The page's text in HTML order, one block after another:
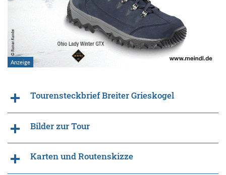
Tourensteckbrief Breiter Grieskogel
Bilder zur Tour
Karten und Routenskizze